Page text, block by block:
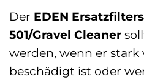
Der EDEN
501/Gravel Cleaner
werden, wenn er
beschädigt ist oder